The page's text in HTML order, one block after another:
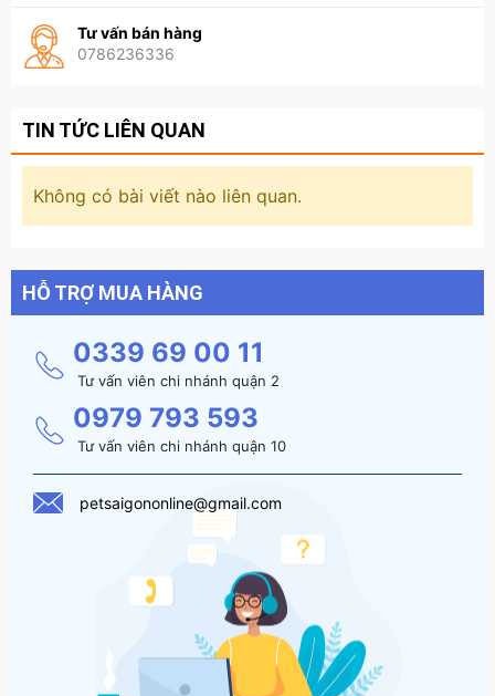
Tư vấn bán hàng
0786236336
TIN TỨC LIÊN QUAN
Không có bài viết nào liên quan.
HỖ TRỢ MUA HÀNG
0339 69 00 11
Tư vấn viên chi nhánh quận 2
0979 793 593
Tư vấn viên chi nhánh quận 10
petsaigononline@gmail.com